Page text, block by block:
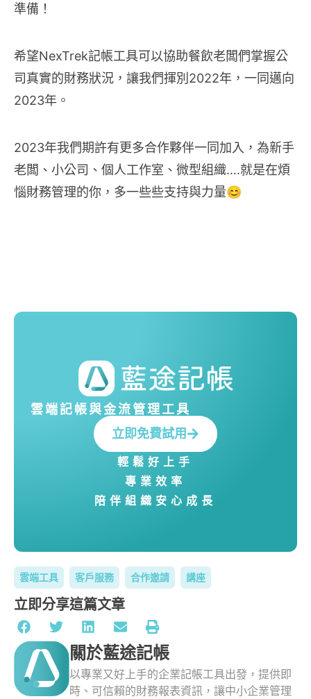
準備！
希望NexTrek記帳工具可以協助餐飲老闆們掌握公
司真實的財務狀況，讓我們揮別2022年，一同邁向
2023年。
2023年我們期許有更多合作夥伴一同加入，為新手
老闆、小公司、個人工作室、微型組織….就是在煩
惱財務管理的你，多一些些支持與力量😊
雲端記帳與金流管理工具
立即免費試用
輕鬆好上手
專業效率
陪伴組織安心成長
雲端工具 客戶服務 合作邀請 講座
立即分享這篇文章
關於藍途記帳
以專業又好上手的企業記帳工具出發，提供即
時、可信賴的財務報表資訊，讓中小企業管理